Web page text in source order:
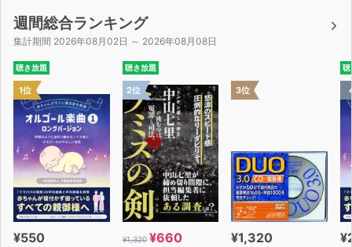
週間総合ランキング
集計期間 2026年08月02日 ～ 2026年08月08日
聴き放題
1位
¥550
聴き放題
2位
¥1,320 ¥660
3位
¥1,320
聴